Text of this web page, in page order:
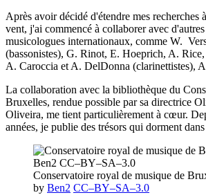
Après avoir décidé d'étendre mes recherches
vent, j'ai commencé à collaborer avec
musicologues internationaux, comme W.
(bassonistes), G. Rinot, E. Hoeprich, A. Rice,
A. Caroccia et A. DelDonna (clarinettistes),
La collaboration avec la bibliothèque du
Bruxelles, rendue possible par sa directrice
Oliveira, me tient particulièrement à cœur.
années, je publie des trésors qui dorment
Conservatoire royal de musique de
by Ben2 CC–BY–SA–3.0